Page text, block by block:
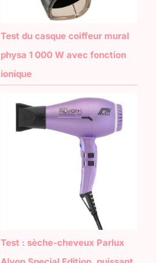
Test du casque coiffeur mural
physa 1 000 W avec fonction
ionique
Test : sèche-cheveux Parlux